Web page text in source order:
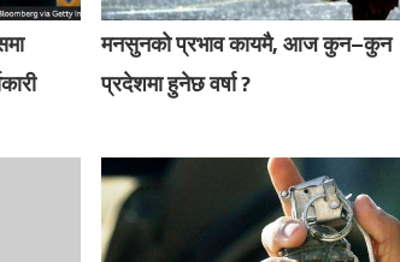
मनसुनको प्रभाव कायमै, आज कुन–कुन
प्रदेशमा हुनेछ वर्षा ?